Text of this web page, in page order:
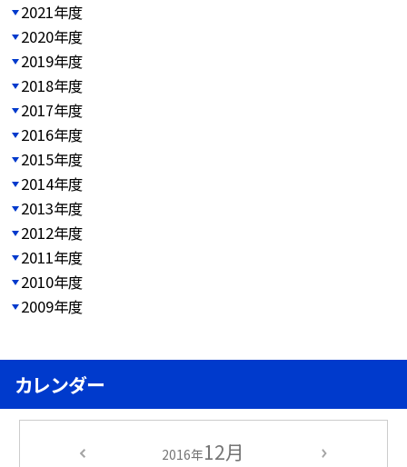
2021年度
2020年度
2019年度
2018年度
2017年度
2016年度
2015年度
2014年度
2013年度
2012年度
2011年度
2010年度
2009年度
カレンダー
2016年12月